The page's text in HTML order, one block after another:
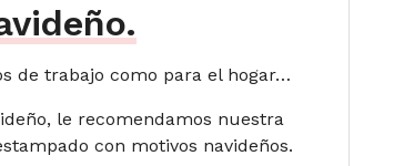
de trabajo como para el hogar…
le recomendamos nuestra
con motivos navideños.